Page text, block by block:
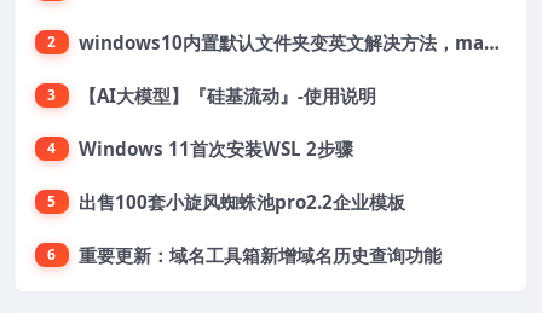
2 windows10内置默认文件夹变英文解决方法，macOS桌面文件夹变英文解决方法
3 【AI大模型】『硅基流动』-使用说明
4 Windows 11首次安装WSL 2步骤
5 出售100套小旋风蜘蛛池pro2.2企业模板
6 重要更新：域名工具箱新增域名历史查询功能